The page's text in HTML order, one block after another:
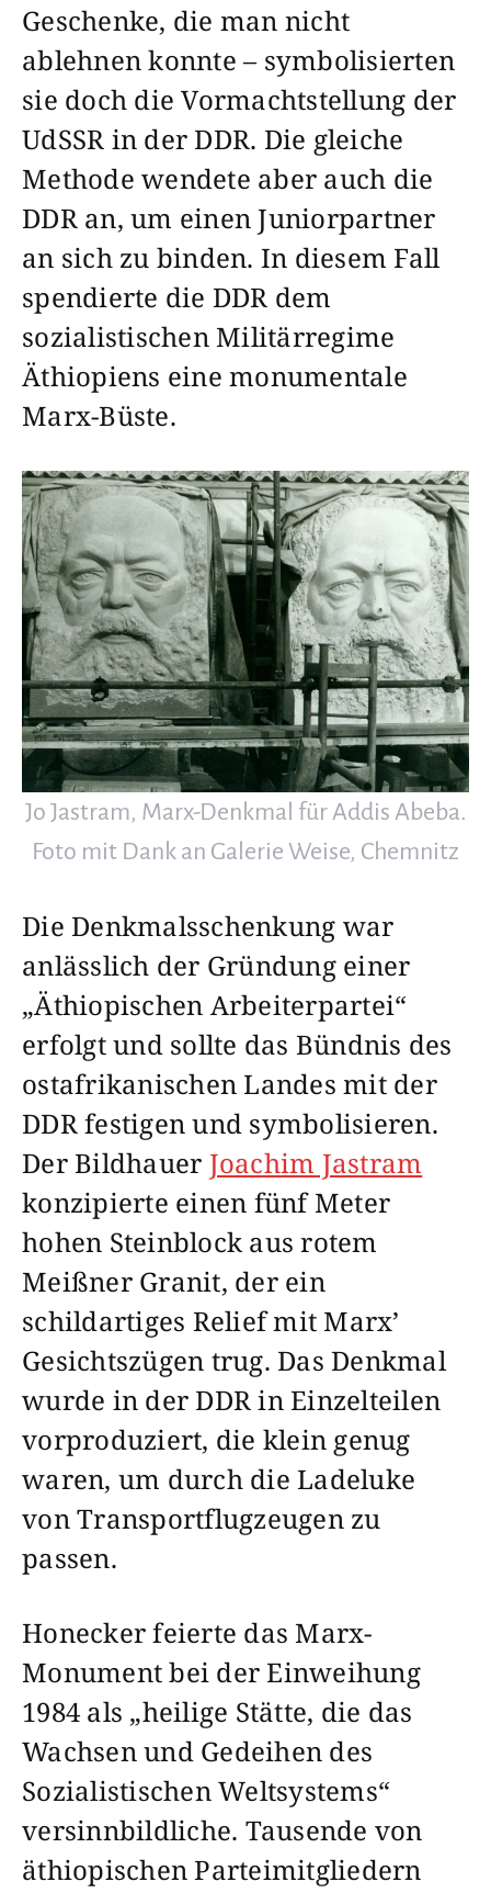
Geschenke, die man nicht
ablehnen konnte – symbolisierten
sie doch die Vormachtstellung der
UdSSR in der DDR. Die gleiche
Methode wendete aber auch die
DDR an, um einen Juniorpartner
an sich zu binden. In diesem Fall
spendierte die DDR dem
sozialistischen Militärregime
Äthiopiens eine monumentale
Marx-Büste.
Jo Jastram, Marx-Denkmal für Addis Abeba.
Foto mit Dank an Galerie Weise, Chemnitz
Die Denkmalsschenkung war
anlässlich der Gründung einer
„Äthiopischen Arbeiterpartei“
erfolgt und sollte das Bündnis des
ostafrikanischen Landes mit der
DDR festigen und symbolisieren.
Der Bildhauer Joachim Jastram
konzipierte einen fünf Meter
hohen Steinblock aus rotem
Meißner Granit, der ein
schildartiges Relief mit Marx’
Gesichtszügen trug. Das Denkmal
wurde in der DDR in Einzelteilen
vorproduziert, die klein genug
waren, um durch die Ladeluke
von Transportflugzeugen zu
passen.
Honecker feierte das Marx-
Monument bei der Einweihung
1984 als „heilige Stätte, die das
Wachsen und Gedeihen des
Sozialistischen Weltsystems“
versinnbildliche. Tausende von
äthiopischen Parteimitgliedern